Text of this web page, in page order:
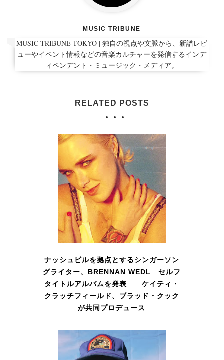
MUSIC TRIBUNE
MUSIC TRIBUNE TOKYO | 独自の視点や文脈から、新譜レビ
ューやイベント情報などの音楽カルチャーを発信するインデ
ィペンデント・ミュージック・メディア。
RELATED POSTS
ナッシュビルを拠点とするシンガーソン
グライター、BRENNAN WEDL セルフ
タイトルアルバムを発表 ケイティ・
クラッチフィールド、ブラッド・クック
が共同プロデュース